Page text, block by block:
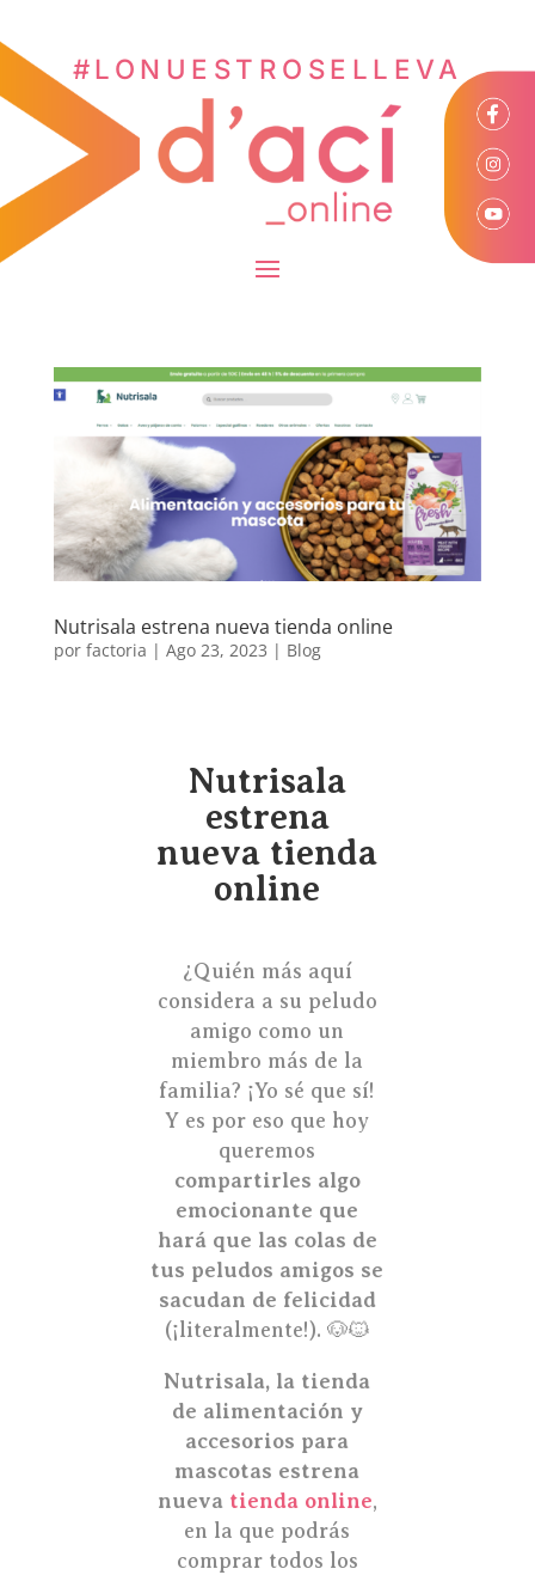
#LONUESTROSELLEVA
Nutrisala estrena nueva tienda online
por factoria | Ago 23, 2023 | Blog
Nutrisala
estrena
nueva tienda
online
¿Quién más aquí
considera a su peludo
amigo como un
miembro más de la
familia? ¡Yo sé que sí!
Y es por eso que hoy
queremos
compartirles algo
emocionante que
hará que las colas de
tus peludos amigos se
sacudan de felicidad
(¡literalmente!). 🐶🐱
Nutrisala, la tienda
de alimentación y
accesorios para
mascotas estrena
nuevatienda online,
en la que podrás
comprar todos los